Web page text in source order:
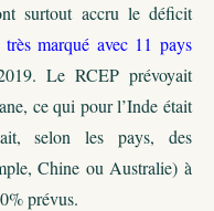
surtout accru le déficit
marqué avec 11 pays
Le RCEP prévoyait
ce qui pour l’Inde était
selon les pays, des
Chine ou Australie) à
prévus.